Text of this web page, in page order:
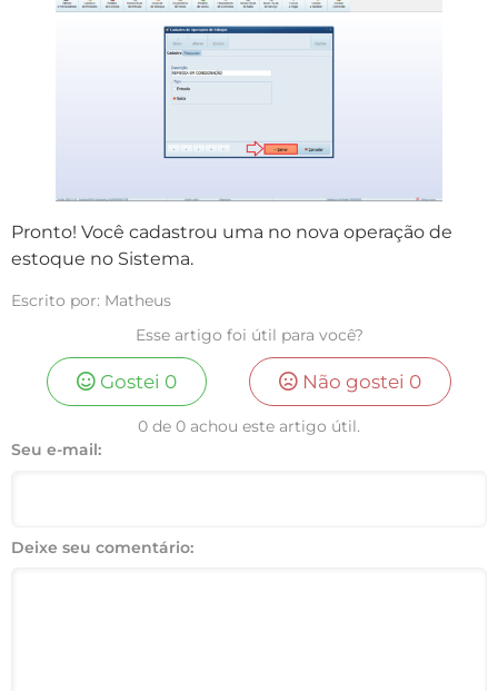
Pronto! Você cadastrou uma no nova operação de
estoque no Sistema.
Escrito por: Matheus
Esse artigo foi útil para você?
Gostei 0 Não gostei 0
0 de 0 achou este artigo útil.
Seu e-mail:
Deixe seu comentário: